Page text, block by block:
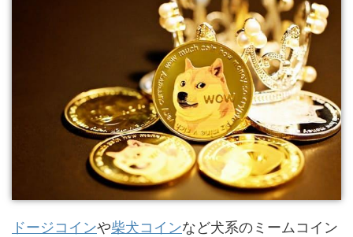
ドージコインや柴犬コインなど犬系のミームコイン